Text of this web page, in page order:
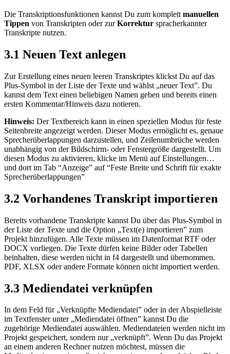
Die Transkriptionsfunktionen kannst Du zum komplett manuellen
Tippen von Transkripten oder zurKorrektur spracherkannter
Transkripte nutzen.
3.1 Neuen Text anlegen
Zur Erstellung eines neuen leeren Transkriptes klickst Du auf das
Plus-Symbol in der Liste der Texte und wählst „neuer Text”. Du
kannst dem Text einen beliebigen Namen geben und bereits einen
ersten Kommentar/Hinweis dazu notieren.
Hinweis: Der Textbereich kann in einen speziellen Modus für feste
Seitenbreite angezeigt werden. Dieser Modus ermöglicht es, genaue
Sprecherüberlappungen darzustellen, und Zeilenumbrüche werden
unabhängig von der Bildschirm- oder Fenstergröße dargestellt. Um
diesen Modus zu aktivieren, klicke im Menü auf Einstellungen…
und dort im Tab “Anzeige” auf “Feste Breite und Schrift für exakte
Sprecherüberlappungen”
3.2 Vorhandenes Transkript importieren
Bereits vorhandene Transkripte kannst Du über das Plus-Symbol in
der Liste der Texte und die Option „Text(e) importieren” zum
Projekt hinzufügen. Alle Texte müssen im Datenformat RTF oder
DOCX vorliegen. Die Texte dürfen keine Bilder oder Tabellen
beinhalten, diese werden nicht in f4 dargestellt und übernommen.
PDF, XLSX oder andere Formate können nicht importiert werden.
3.3 Mediendatei verknüpfen
In dem Feld für „Verknüpfte Mediendatei” oder in der Abspielleiste
im Textfenster unter „Mediendatei öffnen” kannst Du die
zugehörige Mediendatei auswählen. Mediendateien werden nicht im
Projekt gespeichert, sondern nur „verknüpft”. Wenn Du das Projekt
an einem anderen Rechner nutzen möchtest, müssen die